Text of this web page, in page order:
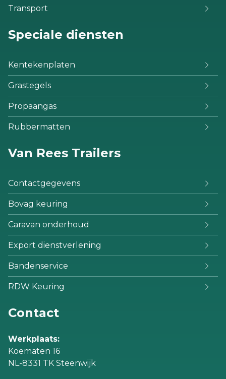
Transport
Speciale diensten
Kentekenplaten
Grastegels
Propaangas
Rubbermatten
Van Rees Trailers
Contactgegevens
Bovag keuring
Caravan onderhoud
Export dienstverlening
Bandenservice
RDW Keuring
Contact
Werkplaats:
Koematen 16
NL-8331 TK Steenwijk